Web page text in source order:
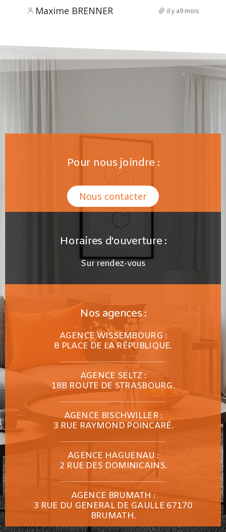
Maxime BRENNER il y a9 mois
Pour nous joindre :
Nous contacter
Horaires d'ouverture :
Sur rendez-vous
Nos agences :
AGENCE WISSEMBOURG :
8 PLACE DE LA RÉPUBLIQUE.
AGENCE SELTZ :
18B ROUTE DE STRASBOURG.
AGENCE BISCHWILLER :
3 RUE RAYMOND POINCARÉ.
AGENCE HAGUENAU :
2 RUE DES DOMINICAINS.
AGENCE BRUMATH :
3 RUE DU GENERAL DE GAULLE 67170
BRUMATH.